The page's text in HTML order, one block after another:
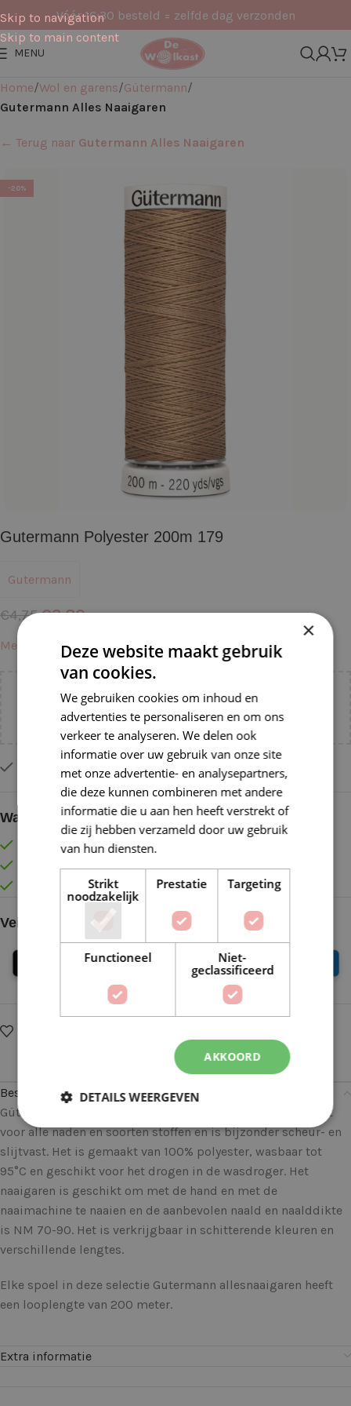
Skip to navigation
Skip to main content
Vóór 16:30 besteld = zelfde dag verzonden
MENU
Home Wol en garens Gütermann
Gutermann Alles Naaigaren
← Terug naar Gutermann Alles Naaigaren
-20%
Gutermann Polyester 200m 179
Gutermann
€4,75 €3,80
Meer informatie →
Voeg nog€ 55,00toe voorgratis verzending binnen
Slechts 2 resterend op voorraad
Waarom kopen bij de Wolkast?
Lage verzendkosten vanaf € 4,99 binnen NL
Gratis verzonden vanaf €55,-
Vóór 16:30 besteld = Zelfde (werk)dag verzonden
Veilig online betalen
Beschrijving
Gütermann allesnaaigaren kan universeel worden gebruikt
voor alle naden en soorten stoffen en is bijzonder scheur- en
slijtvast. Het is gemaakt van 100% polyester, wasbaar tot
95°C en geschikt voor het drogen in de wasdroger. Het
naaigaren is geschikt om met de hand en met de
naaimachine te naaien en de aanbevolen naald en naalddikte
is NM 70-90. Het is verkrijgbaar in schitterende kleuren en
verschillende lengtes.
Elke spoel in deze selectie Gutermann allesnaaigaren heeft
een looplengte van 200 meter.
Extra informatie
×
Deze website maakt gebruik
van cookies.
We gebruiken cookies om inhoud en
advertenties te personaliseren en om ons
verkeer te analyseren. We delen ook
informatie over uw gebruik van onze site
met onze advertentie- en analysepartners,
die deze kunnen combineren met andere
informatie die u aan hen heeft verstrekt of
die zij hebben verzameld door uw gebruik
van hun diensten.
Strikt
noodzakelijk
Prestatie Targeting
Functioneel
Niet-
geclassificeerd
AKKOORD
DETAILS WEERGEVEN